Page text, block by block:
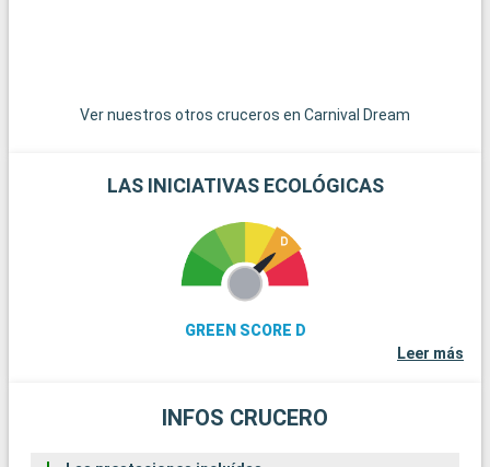
Ver nuestros otros cruceros en Carnival Dream
LAS INICIATIVAS ECOLÓGICAS
GREEN SCORE D
Leer más
INFOS CRUCERO